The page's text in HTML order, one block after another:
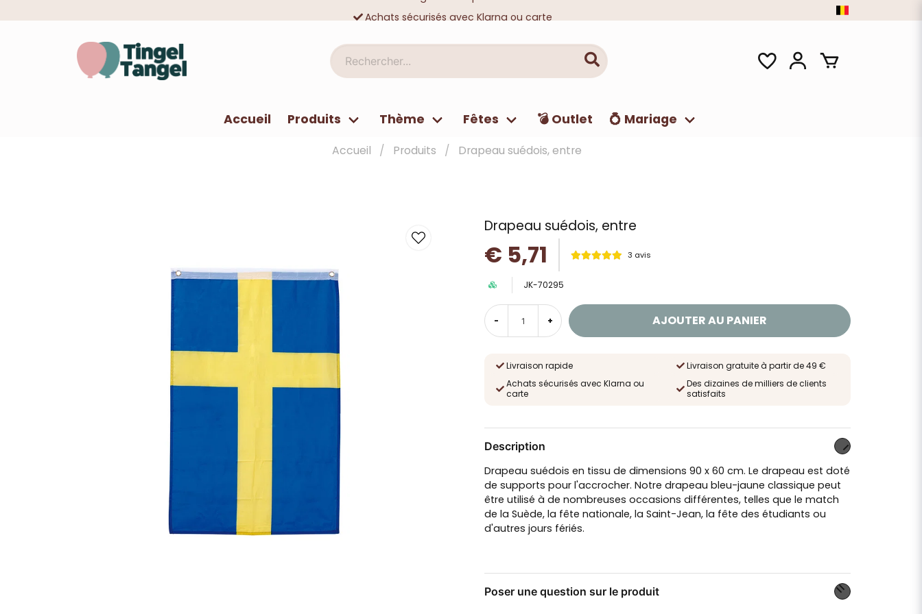
Achats sécurisés avec Klarna ou carte
Rechercher...
Accueil Produits Thème Fêtes 💣 Outlet 💍 Mariage
Accueil Produits Drapeau suédois, entre
Drapeau suédois, entre
€ 5,71 3 avis
JK-70295
- + AJOUTER AU PANIER
Livraison rapide
Livraison gratuite à partir de 49 €
Achats sécurisés avec Klarna ou
carte
Des dizaines de milliers de clients
satisfaits
Description
Drapeau suédois en tissu de dimensions 90 x 60 cm. Le drapeau est doté
de supports pour l'accrocher. Notre drapeau bleu-jaune classique peut
être utilisé à de nombreuses occasions différentes, telles que le match
de la Suède, la fête nationale, la Saint-Jean, la fête des étudiants ou
d'autres jours fériés.
Poser une question sur le produit